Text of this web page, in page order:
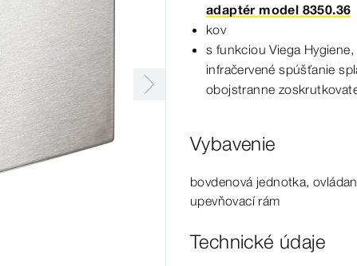
adaptér model 8350.36
kov
s funkciou Viega
infračervené spúšťanie
obojstranne
Vybavenie
bovdenová jednotka,
upevňovací rám
Technické údaje